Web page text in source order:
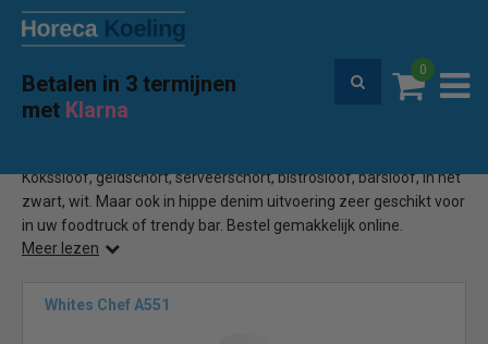
Betalen in 3 termijnen
met Klarna
0
Premium service en garantie
Home Kokssloof
Kokssloof, geldschort, serveerschort, bistrosloof, barsloof, in het
zwart, wit. Maar ook in hippe denim uitvoering zeer geschikt voor
in uw foodtruck of trendy bar. Bestel gemakkelijk online.
Meer lezen
Whites Chef A551